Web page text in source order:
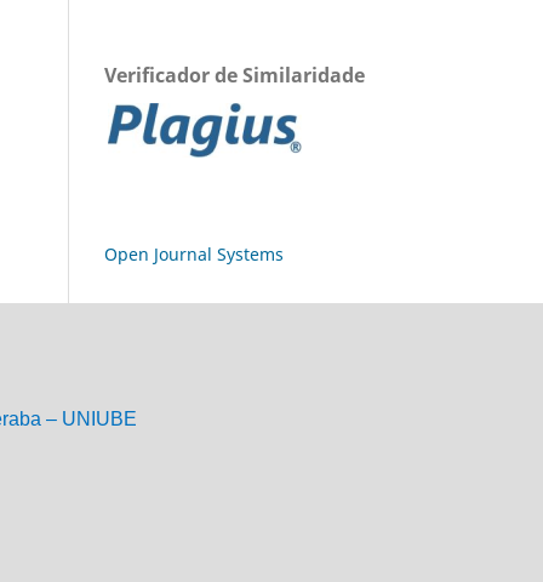
Verificador de Similaridade
Open Journal Systems
– UNIUBE